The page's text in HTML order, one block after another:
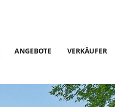
ANGEBOTE VERKÄUFER